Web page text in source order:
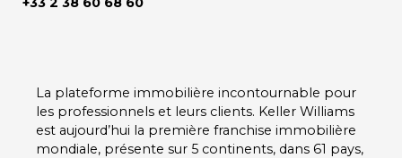
La plateforme immobilière incontournable pour
les professionnels et leurs clients. Keller Williams
est aujourd’hui la première franchise immobilière
mondiale, présente sur 5 continents, dans 61 pays,